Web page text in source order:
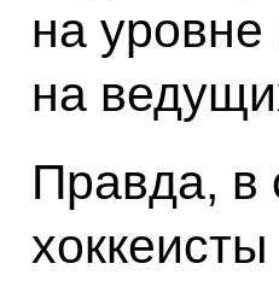
на
на
Правда, в